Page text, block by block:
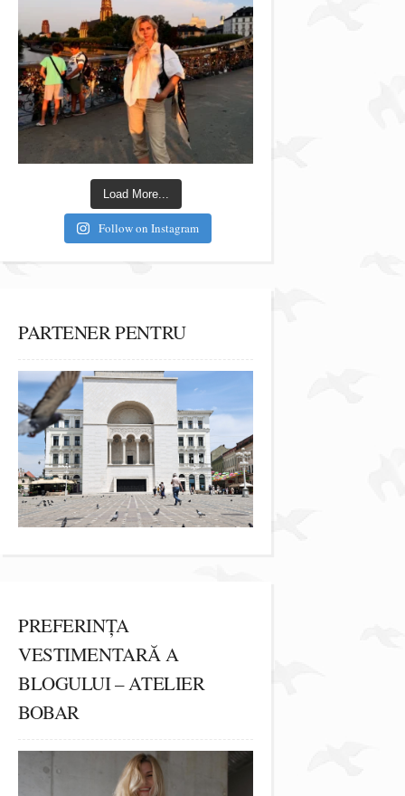
Load More...
Follow on Instagram
PARTENER PENTRU
PREFERINȚA
VESTIMENTARĂ A
BLOGULUI – ATELIER
BOBAR